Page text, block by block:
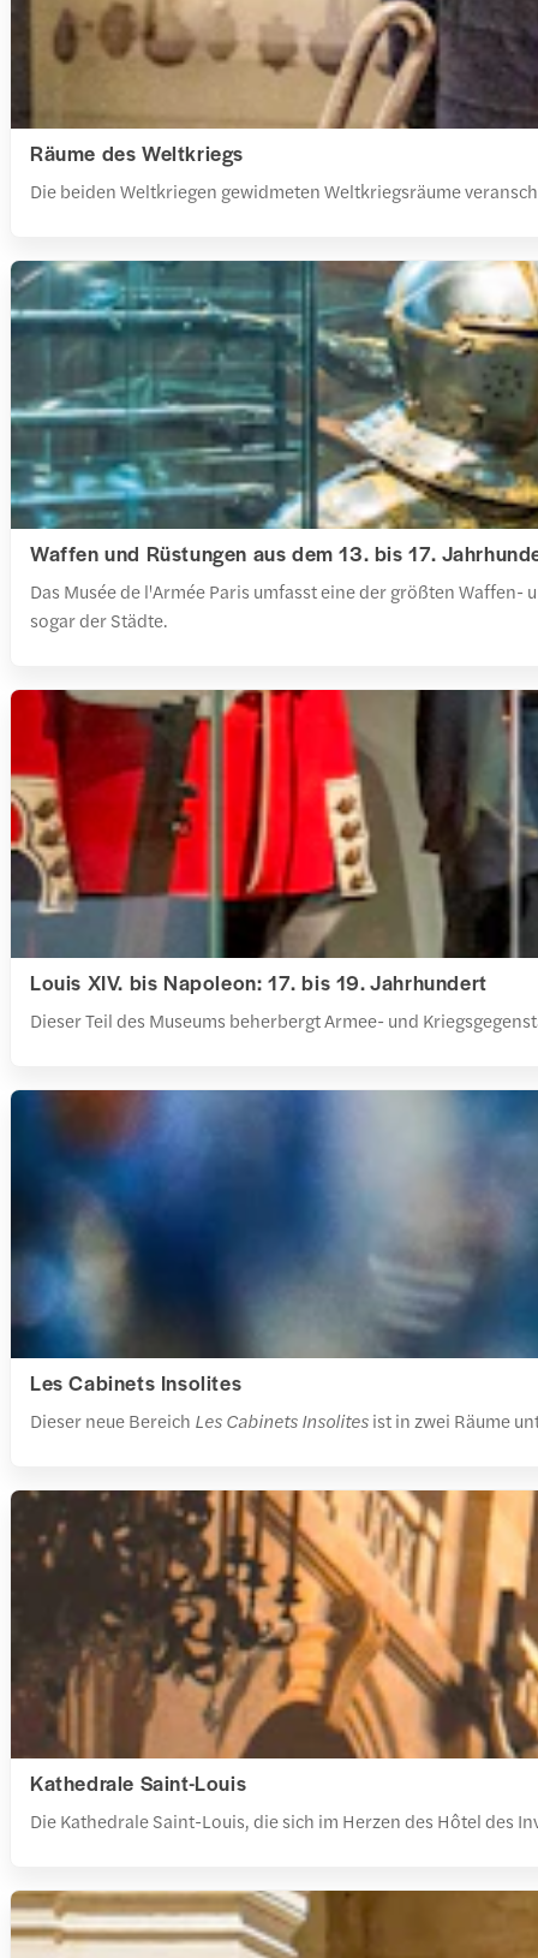
Räume des Weltkriegs
Die beiden Weltkriegen gewidmeten Weltkriegsräume
Waffen und Rüstungen aus dem 13. bis 17.
Das Musée de l'Armée Paris umfasst eine der größten
sogar der Städte.
Louis XIV. bis Napoleon: 17. bis 19. Jahrhundert
Dieser Teil des Museums beherbergt Armee- und
Les Cabinets Insolites
Dieser neue Bereich Les Cabinets Insolitesist in zwei Räume
Kathedrale Saint-Louis
Die Kathedrale Saint-Louis, die sich im Herzen des Hôtel des